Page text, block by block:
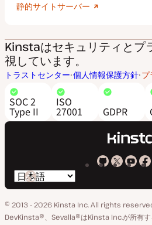
静的サイトサーバー
Kinstaはセキュリティとプ
視しています。
トラストセンター 個人情報保護方針 プ
SOC 2
Type II
ISO
27001 GDPR
Kinsta
GitHub
Kinsta
X
ア
言
語
の
© 2013 - 2026 Kinsta Inc. All rights
DevKinsta®、Sevalla®はKinsta Inc.が所有す